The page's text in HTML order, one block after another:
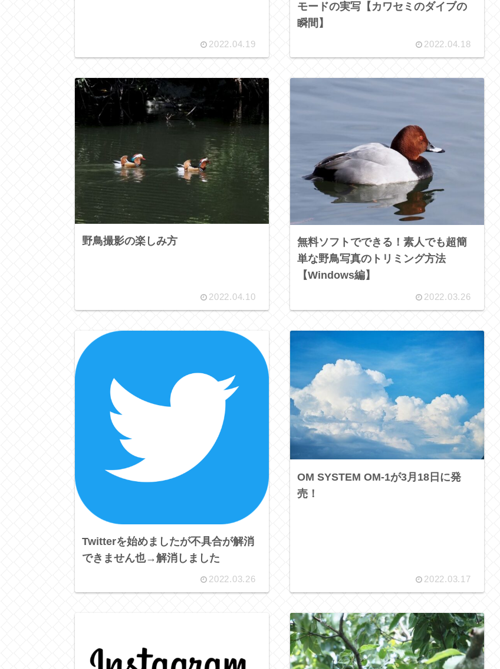
2022.04.19
モードの実写【カワセミのダイブの
瞬間】
2022.04.18
野鳥撮影の楽しみ方
2022.04.10
無料ソフトでできる！素人でも超簡
単な野鳥写真のトリミング方法
【Windows編】
2022.03.26
Twitterを始めましたが不具合が解消
できません也→解消しました
2022.03.26
OM SYSTEM OM-1が3月18日に発
売！
2022.03.17